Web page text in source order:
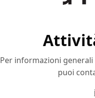
Per informazioni
puoi